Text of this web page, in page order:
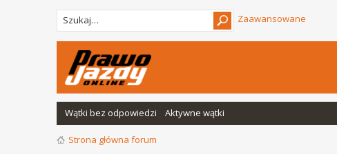
Zaawansowane
Wątki bez odpowiedzi Aktywne wątki
Strona główna forum